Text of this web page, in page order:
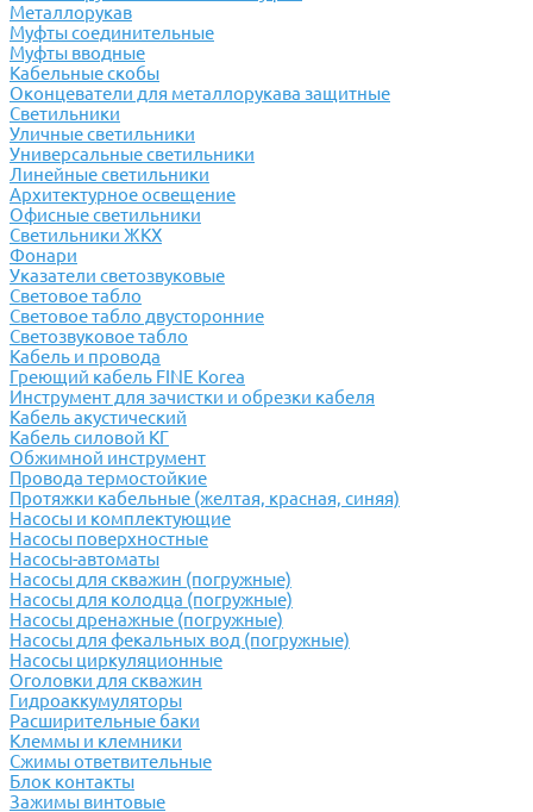
Металлорукав
Муфты соединительные
Муфты вводные
Кабельные скобы
Оконцеватели для металлорукава защитные
Светильники
Уличные светильники
Универсальные светильники
Линейные светильники
Архитектурное освещение
Офисные светильники
Светильники ЖКХ
Фонари
Указатели светозвуковые
Световое табло
Световое табло двусторонние
Светозвуковое табло
Кабель и провода
Греющий кабель FINE Korea
Инструмент для зачистки и обрезки кабеля
Кабель акустический
Кабель силовой КГ
Обжимной инструмент
Провода термостойкие
Протяжки кабельные (желтая, красная, синяя)
Насосы и комплектующие
Насосы поверхностные
Насосы-автоматы
Насосы для скважин (погружные)
Насосы для колодца (погружные)
Насосы дренажные (погружные)
Насосы для фекальных вод (погружные)
Насосы циркуляционные
Оголовки для скважин
Гидроаккумуляторы
Расширительные баки
Клеммы и клемники
Cжимы ответвительные
Блок контакты
Зажимы винтовые